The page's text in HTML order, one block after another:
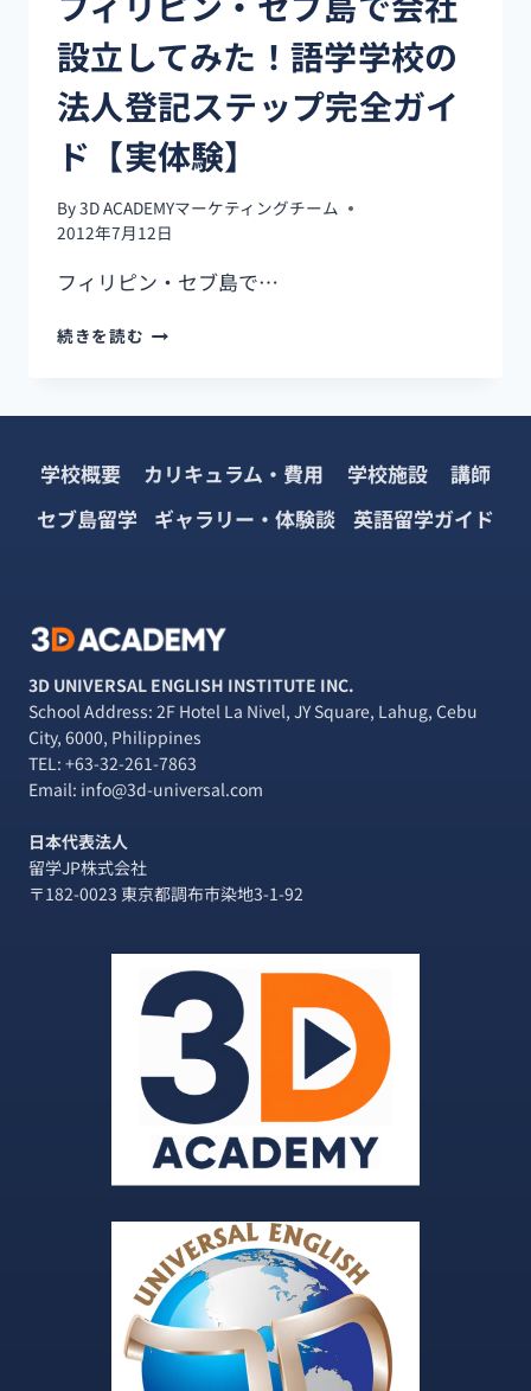
と
税
金
の
リ
ア
ル
設立してみた！語学学校の
法人登記ステップ完全ガイ
ド【実体験】
By3D ACADEMYマーケティングチーム
2012年7月12日
フィリピン・セブ島で…
続きを読む
ブ
で
立
し
て
み
た！
語
学
学
法
人
記
ス
テ
完
全
イ
ド
体
験】
学校概要 カリキュラム・費用 学校施設
講師
セブ島留学 ギャラリー・体験談 英語留学ガイド
3D UNIVERSAL ENGLISH INSTITUTE INC.
School Address: 2F Hotel La Nivel, JY Square, Lahug, Cebu
City, 6000, Philippines
TEL: +63-32-261-7863
Email: info@3d-universal.com
日本代表法人
留学JP株式会社
〒182-0023 東京都調布市染地3-1-92